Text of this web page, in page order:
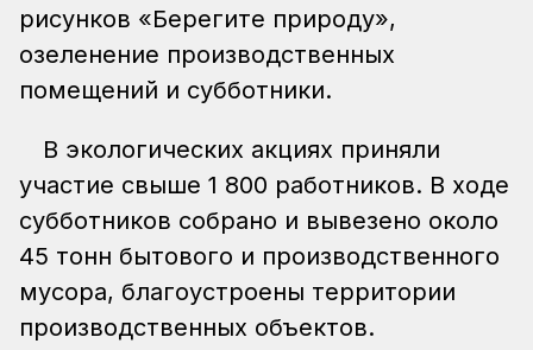
рисунков «Берегите природу»,
озеленение производственных
помещений и субботники.
В экологических акциях приняли
участие свыше 1 800 работников. В ходе
субботников собрано и вывезено около
45 тонн бытового и производственного
мусора, благоустроены территории
производственных объектов.